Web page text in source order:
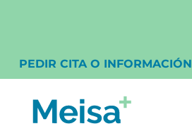
PEDIR CITA O INFORMACIÓN